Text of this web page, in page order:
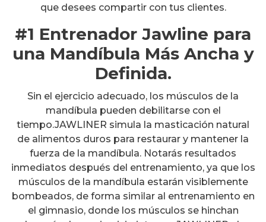
que desees compartir con tus clientes.
#1 Entrenador Jawline para
una Mandíbula Más Ancha y
Definida.
Sin el ejercicio adecuado, los músculos de la
mandíbula pueden debilitarse con el
tiempo.JAWLINER simula la masticación natural
de alimentos duros para restaurar y mantener la
fuerza de la mandíbula. Notarás resultados
inmediatos después del entrenamiento, ya que los
músculos de la mandíbula estarán visiblemente
bombeados, de forma similar al entrenamiento en
el gimnasio, donde los músculos se hinchan